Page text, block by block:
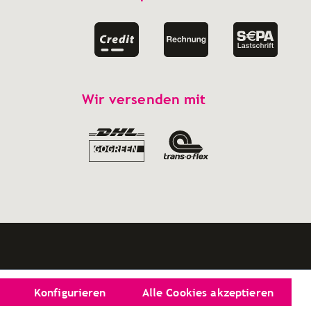
Wir versenden mit
Konfigurieren Alle Cookies akzeptieren